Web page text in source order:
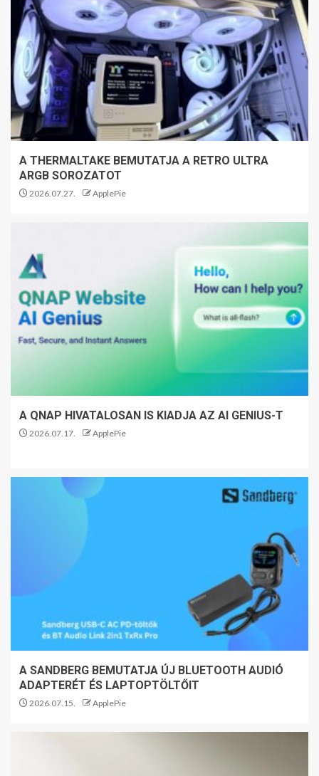
A THERMALTAKE BEMUTATJA A RETRO ULTRA
ARGB SOROZATOT
2026.07.27. ApplePie
A QNAP HIVATALOSAN IS KIADJA AZ AI GENIUS-T
2026.07.17. ApplePie
A SANDBERG BEMUTATJA ÚJ BLUETOOTH AUDIÓ
ADAPTERÉT ÉS LAPTOPTÖLTŐIT
2026.07.15. ApplePie